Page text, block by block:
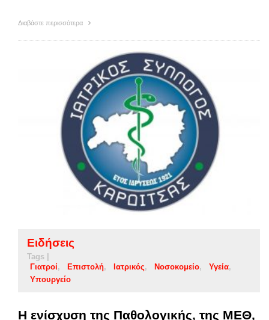
Διαβάστε περισσότερα
Ειδήσεις
Tags |
Γιατροί
Επιστολή Ιατρικός Νοσοκομείο
Υγεία
Υπουργείο
Η ενίσχυση της Παθολογικής, της ΜΕΘ,